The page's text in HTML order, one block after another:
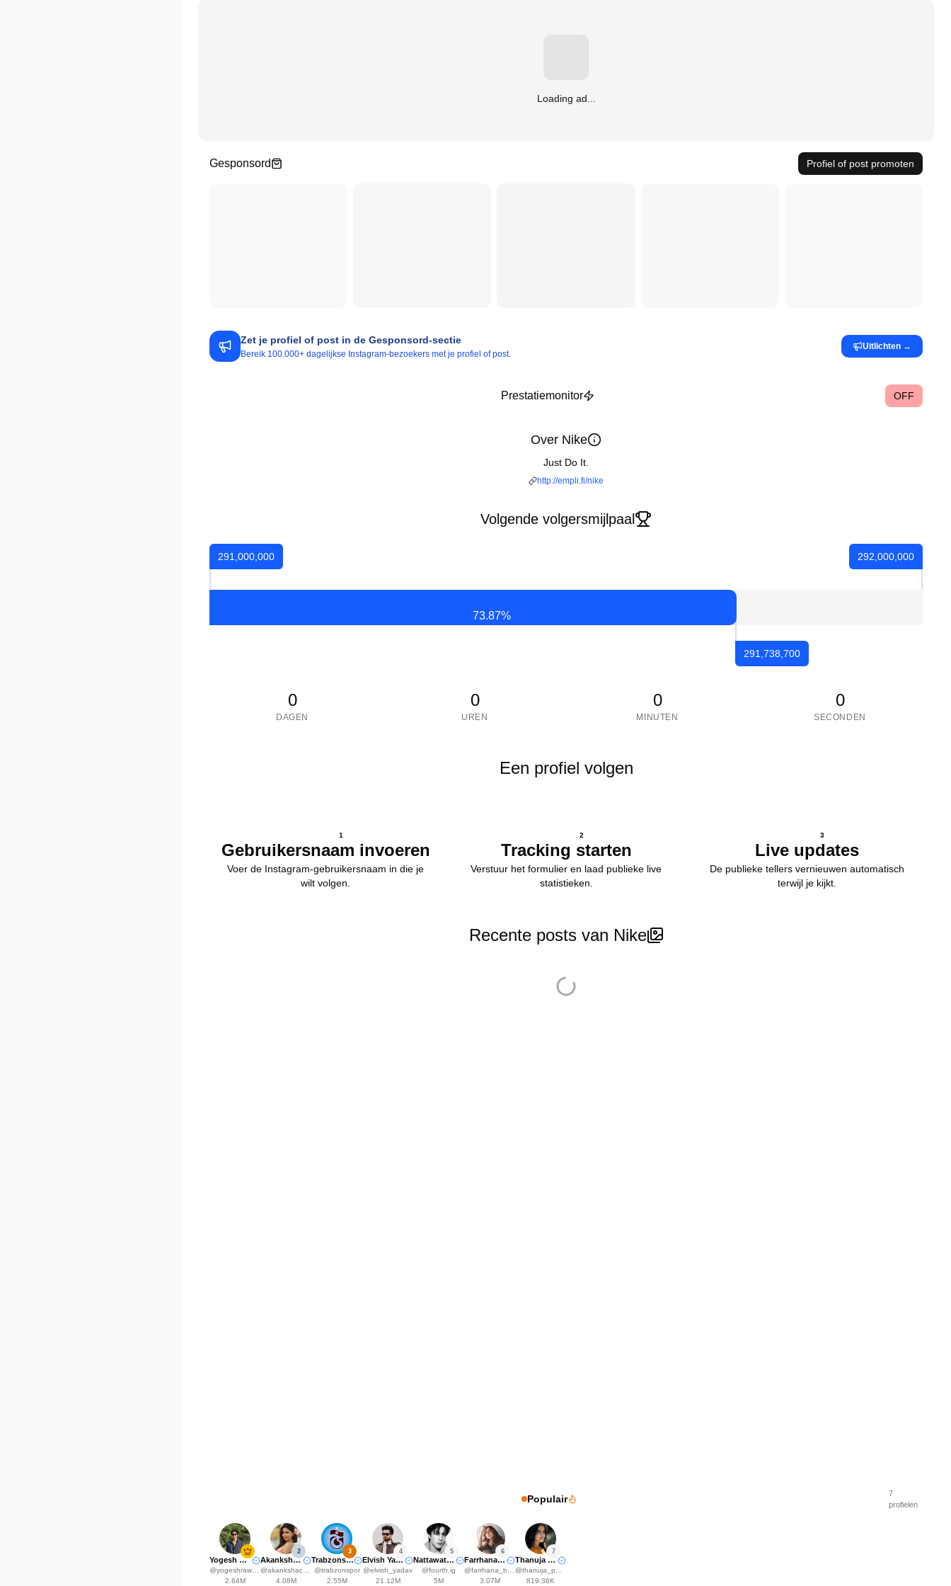
Loading ad...
Gesponsord Profiel of post promoten
Zet je profiel of post in de Gesponsord-sectie
Bereik 100.000+ dagelijkse Instagram-bezoekers met je profiel of post.
Uitlichten →
Prestatiemonitor OFF
Over Nike
Just Do It.
http://empli.fi/nike
Volgende volgersmijlpaal
291,000,000
73.87%
291,738,700
292,000,000
0
DAGEN
0
UREN
0
MINUTEN
0
SECONDEN
Een profiel volgen
1
Gebruikersnaam invoeren
Voer de Instagram-gebruikersnaam in die je
wilt volgen.
2
Tracking starten
Verstuur het formulier en laad publieke live
statistieken.
3
Live updates
De publieke tellers vernieuwen automatisch
terwijl je kijkt.
Recente posts van Nike
Populair
7
profielen
Yogesh Rawat
@yogeshrawat04
2.64M
2
Akanksha Choudhary
@akankshachoudhary_official
4.08M
3
Trabzonspor
@trabzonspor
2.55M
4
Elvish Yadavv
@elvish_yadav
21.12M
5
Nattawat Jirochtikul
@fourth.ig
5M
6
Farrhana Bhatt
@farrhana_bhatt
3.07M
7
Thanuja Puttaswamy
@thanuja_puttaswamy_
819.36K